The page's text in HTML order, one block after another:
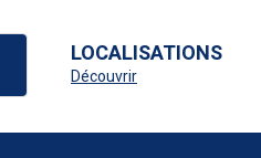
LOCALISATIONS
Découvrir